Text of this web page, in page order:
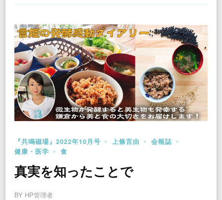
『共鳴磁場』2022年10月号 上條言由
会報誌
健康・医学
食
真実を知ったことで
BY HP管理者